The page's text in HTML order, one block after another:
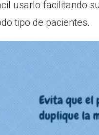
usarlo facilitando
tipo de pacientes.